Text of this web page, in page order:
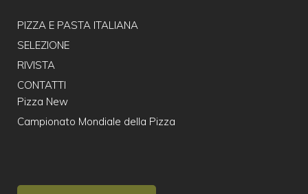
PIZZA E PASTA ITALIANA
SELEZIONE
RIVISTA
CONTATTI
Pizza New
Campionato Mondiale della Pizza